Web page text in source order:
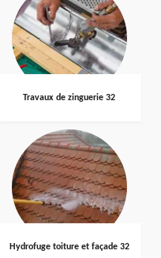
Travaux de zinguerie 32
Hydrofuge toiture et façade 32